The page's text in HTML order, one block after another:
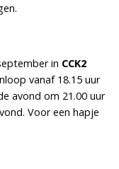
in CCK2
vanaf 18.15 uur
avond om 21.00 uur
Voor een hapje